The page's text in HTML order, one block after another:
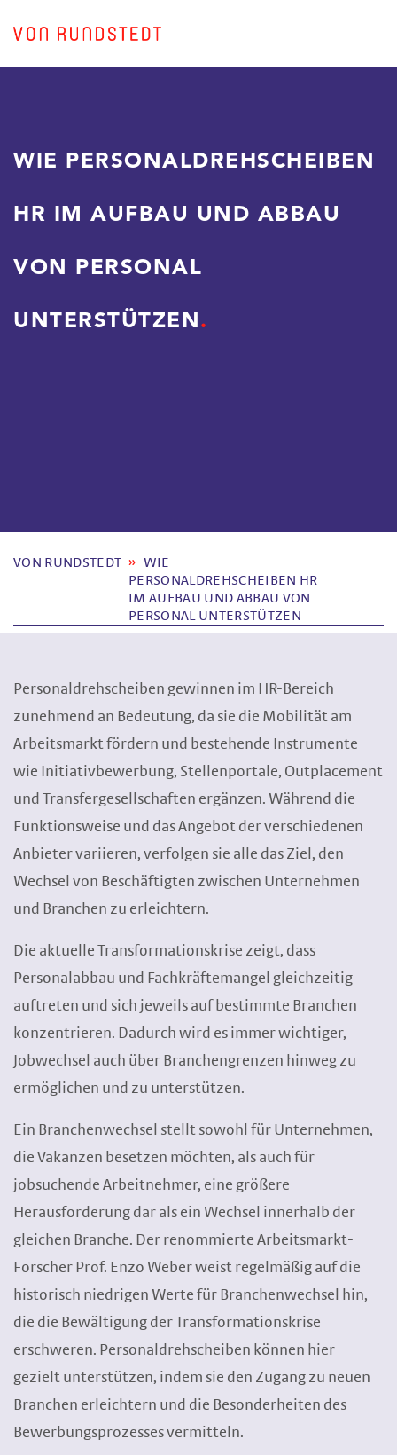
WIE PERSONALDREHSCHEIBEN
HR IM AUFBAU UND ABBAU
VON PERSONAL
UNTERSTÜTZEN .
VON RUNDSTEDT
WIE
PERSONALDREHSCHEIBEN HR
IM AUFBAU UND ABBAU VON
PERSONAL UNTERSTÜTZEN
Personaldrehscheiben gewinnen im HR-Bereich
zunehmend an Bedeutung, da sie die Mobilität am
Arbeitsmarkt fördern und bestehende Instrumente
wie Initiativbewerbung, Stellenportale, Outplacement
und Transfergesellschaften ergänzen. Während die
Funktionsweise und das Angebot der verschiedenen
Anbieter variieren, verfolgen sie alle das Ziel, den
Wechsel von Beschäftigten zwischen Unternehmen
und Branchen zu erleichtern.
Die aktuelle Transformationskrise zeigt, dass
Personalabbau und Fachkräftemangel gleichzeitig
auftreten und sich jeweils auf bestimmte Branchen
konzentrieren. Dadurch wird es immer wichtiger,
Jobwechsel auch über Branchengrenzen hinweg zu
ermöglichen und zu unterstützen.
Ein Branchenwechsel stellt sowohl für Unternehmen,
die Vakanzen besetzen möchten, als auch für
jobsuchende Arbeitnehmer, eine größere
Herausforderung dar als ein Wechsel innerhalb der
gleichen Branche. Der renommierte Arbeitsmarkt-
Forscher Prof. Enzo Weber weist regelmäßig auf die
historisch niedrigen Werte für Branchenwechsel hin,
die die Bewältigung der Transformationskrise
erschweren. Personaldrehscheiben können hier
gezielt unterstützen, indem sie den Zugang zu neuen
Branchen erleichtern und die Besonderheiten des
Bewerbungsprozesses vermitteln.